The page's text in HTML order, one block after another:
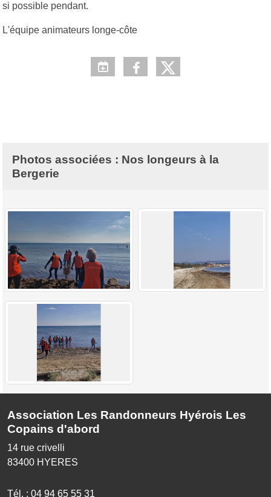
si possible pendant.
L'équipe animateurs longe-côte
Photos associées : Nos longeurs à la
Bergerie
Association Les Randonneurs Hyérois Les
Copains d'abord
14 rue crivelli
83400 HYERES
Tél. : 04 94 65 55 31